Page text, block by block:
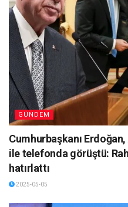
GÜNDEM
Cumhurbaşkanı
ile telefonda görüştü:
hatırlattı
2025-05-05